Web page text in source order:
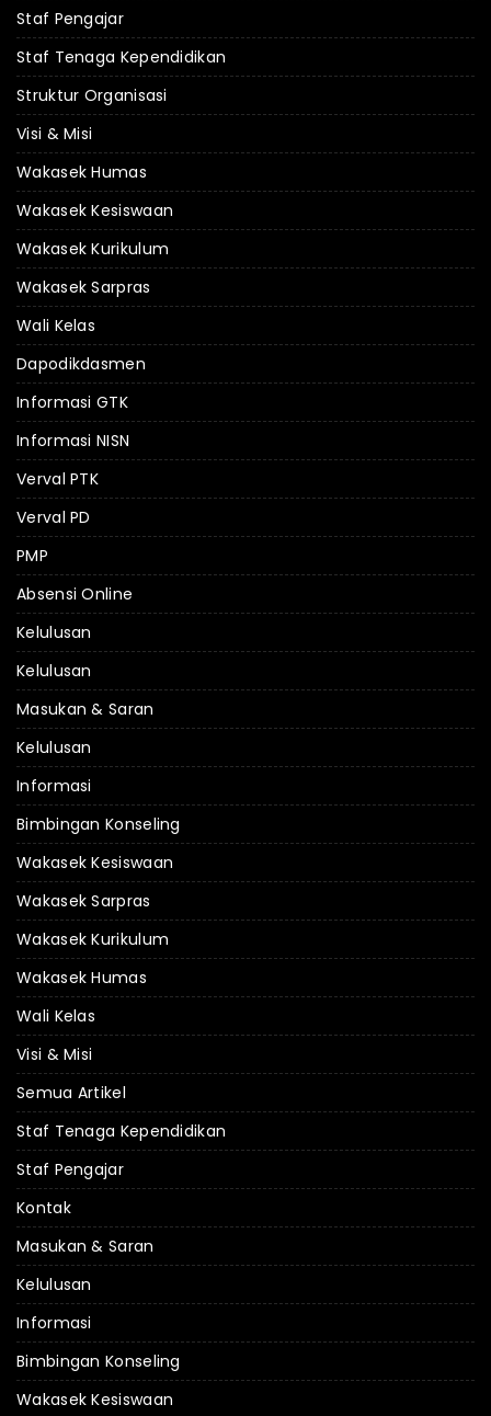
Staf Pengajar
Staf Tenaga Kependidikan
Struktur Organisasi
Visi & Misi
Wakasek Humas
Wakasek Kesiswaan
Wakasek Kurikulum
Wakasek Sarpras
Wali Kelas
Dapodikdasmen
Informasi GTK
Informasi NISN
Verval PTK
Verval PD
PMP
Absensi Online
Kelulusan
Kelulusan
Masukan & Saran
Kelulusan
Informasi
Bimbingan Konseling
Wakasek Kesiswaan
Wakasek Sarpras
Wakasek Kurikulum
Wakasek Humas
Wali Kelas
Visi & Misi
Semua Artikel
Staf Tenaga Kependidikan
Staf Pengajar
Kontak
Masukan & Saran
Kelulusan
Informasi
Bimbingan Konseling
Wakasek Kesiswaan